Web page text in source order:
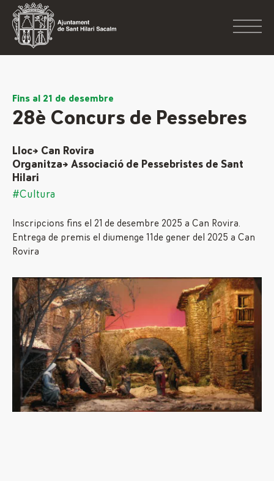
Fins al 21 de desembre
28è Concurs de Pessebres
Lloc→ Can Rovira
Organitza→ Associació de Pessebristes de Sant
Hilari
#Cultura
Inscripcions fins el 21 de desembre 2025 a Can Rovira.
Entrega de premis el diumenge 11de gener del 2025 a Can
Rovira